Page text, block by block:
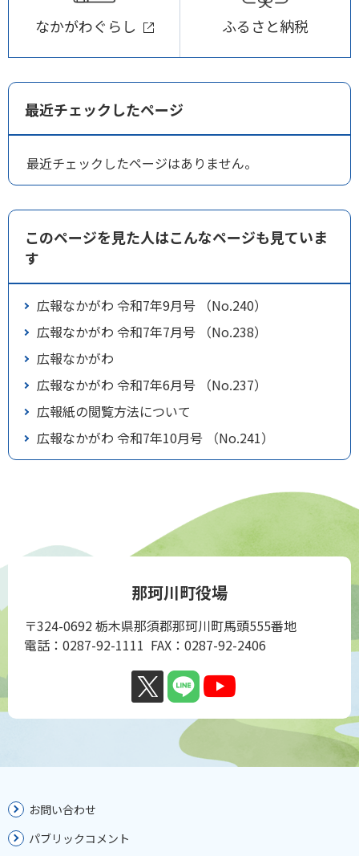
なかがわぐらし ふるさと納税
最近チェックしたページ
最近チェックしたページはありません。
このページを見た人はこんなページも見ていま
す
広報なかがわ 令和7年9月号 （No.240）
広報なかがわ 令和7年7月号 （No.238）
広報なかがわ
広報なかがわ 令和7年6月号 （No.237）
広報紙の閲覧方法について
広報なかがわ 令和7年10月号 （No.241）
那珂川町役場
〒324-0692 栃木県那須郡那珂川町馬頭555番地
電話：0287-92-1111 FAX：0287-92-2406
お問い合わせ
パブリックコメント